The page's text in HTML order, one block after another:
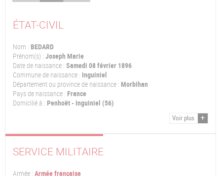
ÉTAT-CIVIL
Nom : BEDARD
Prénom(s) : Joseph Marie
Date de naissance : Samedi 08 février 1896
Commune de naissance : Inguiniel
Département ou province de naissance : Morbihan
Pays de naissance : France
Domicilié à : Penhoët - Inguiniel (56)
Voir plus
SERVICE MILITAIRE
Armée : Armée française